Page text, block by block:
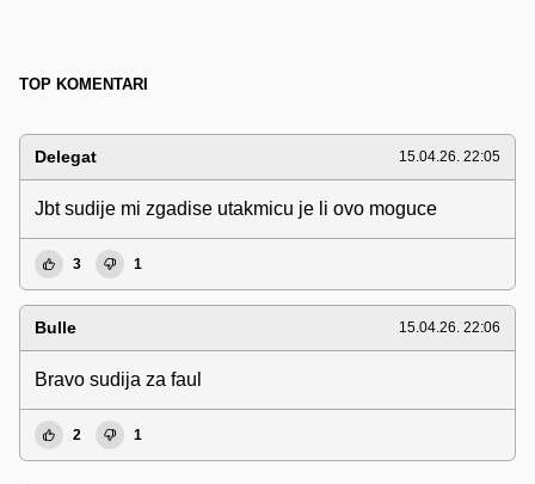
TOP KOMENTARI
Delegat 15.04.26. 22:05
Jbt sudije mi zgadise utakmicu je li ovo moguce
3 1
Bulle 15.04.26. 22:06
Bravo sudija za faul
2 1